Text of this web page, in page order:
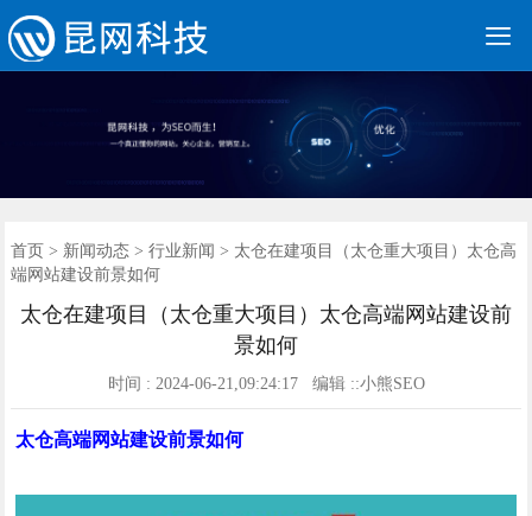

首页
网站建设
营销网站
手机网站
全网营销
网站优化
400电话
优化案例
建站案例
新闻动态
联系我们
首页 > 新闻动态> 行业新闻 > 太仓在建项目（太仓重大项目）太仓高
端网站建设前景如何
太仓在建项目（太仓重大项目）太仓高端网站建设前
景如何
时间 : 2024-06-21,09:24:17 编辑 ::小熊SEO
太仓高端网站建设前景如何